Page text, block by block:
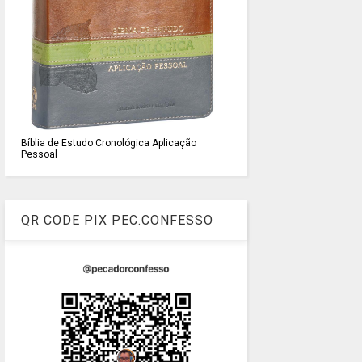
Bíblia de Estudo Cronológica Aplicação
Pessoal
QR CODE PIX PEC.CONFESSO